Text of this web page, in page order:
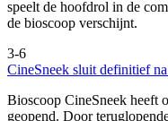
speelt de hoofdrol in de
de bioscoop verschijnt.
3-6
CineSneek sluit definitief
Bioscoop CineSneek heeft
geopend. Door